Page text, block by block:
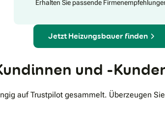
Erhalten Sie passende
Jetzt Heizungsbauer finden
und -
auf Trustpilot gesammelt. Überzeugen